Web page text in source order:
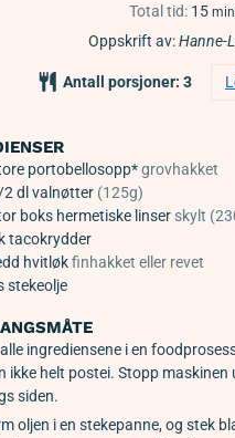
Total tid: 15
Oppskrift av:Hanne-
Antall porsjoner: 3
portobellosopp*grovhakket
2dl valnøtter (125g)
boks hermetiske linser skylt
tacokrydder
hvitløkfinhakket eller revet
stekeolje
ingrediensene i en
ikke helt postei. Stopp
siden.
oljen i en stekepanne, og stek